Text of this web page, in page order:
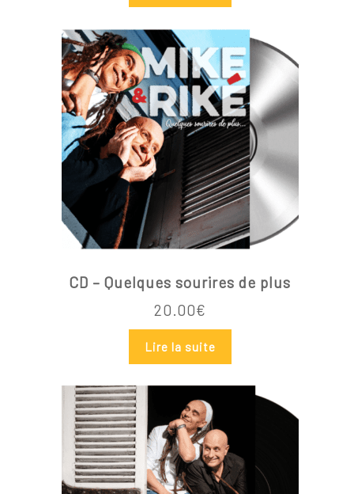
Votre panier est vide.
Go To Shop
CD – Quelques sourires de plus
20.00€
Lire la suite